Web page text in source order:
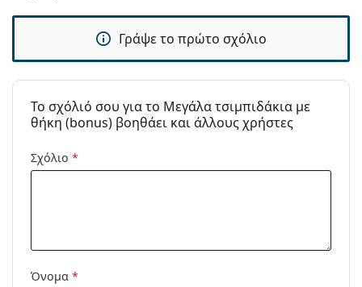
Γράψε το πρώτο σχόλιο
To σχόλιό σου για το Μεγάλα τσιμπιδάκια με
θήκη (bonus) βοηθάει και άλλους χρήστες
Σχόλιο *
Όνομα *